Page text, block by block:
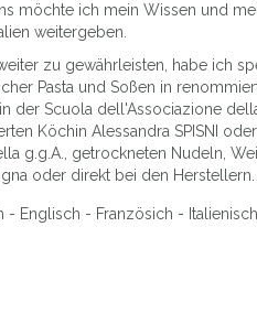
möchte ich mein Wissen und
weitergeben.
zu gewährleisten, habe ich
Pasta und Soßen in
der Scuola dell'Associazione
Köchin Alessandra SPISNI
g.g.A., getrockneten Nudeln,
oder direkt bei den Herstellern.
- Englisch - Französich -